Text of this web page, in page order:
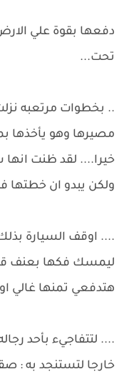
دفعها بقوة علي
تحت...
.. بخطوات مرتعبه
مصيرها وهو يأخذها
خيرا.... لقد ظنت انها
ولكن يبدو ان خطتها
.... اوقف السيارة
ليمسك فكها بعنف
هتدفعي تمنها غالي
.... لتتفاجيء بأحد
خارجا لتستنجد به :